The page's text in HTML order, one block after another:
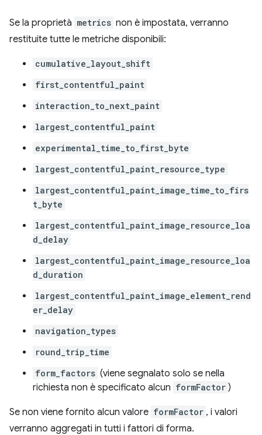
Se la proprietà metrics non è impostata, verranno
restituite tutte le metriche disponibili:
cumulative_layout_shift
first_contentful_paint
interaction_to_next_paint
largest_contentful_paint
experimental_time_to_first_byte
largest_contentful_paint_resource_type
largest_contentful_paint_image_time_to_firs
t_byte
largest_contentful_paint_image_resource_loa
d_delay
largest_contentful_paint_image_resource_loa
d_duration
largest_contentful_paint_image_element_rend
er_delay
navigation_types
round_trip_time
form_factors (viene segnalato solo se nella
richiesta non è specificato alcun formFactor )
Se non viene fornito alcun valore formFactor , i valori
verranno aggregati in tutti i fattori di forma.